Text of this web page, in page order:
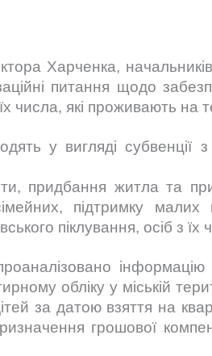
Харченка, начальників
питання щодо
числа, які проживають на
у вигляді субвенції
придбання житла та
підтримку малих
піклування, осіб з їх
інформацію
обліку у міській
за датою взяття на
грошової